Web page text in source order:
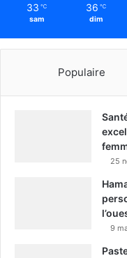
33 ℃
sam
36 ℃
dim
Populaire
25
9